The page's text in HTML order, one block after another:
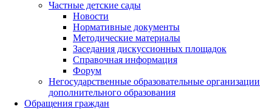
Частные детские сады
Новости
Нормативные документы
Методические материалы
Заседания дискуссионных площадок
Справочная информация
Форум
Негосударственные образовательные организации
дополнительного образования
Обращения граждан